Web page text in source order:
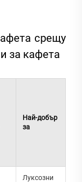
срещу
за кафета
Най-добър
за
Луксозни